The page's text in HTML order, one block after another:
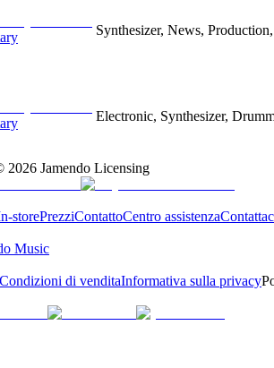
Synthesizer, News,
Electronic, Synthesizer,
2026 Jamendo Licensing
storePrezziContattoCentro assistenza
Music
Condizioni di venditaInformativa sulla privacy